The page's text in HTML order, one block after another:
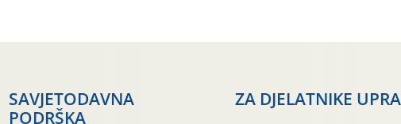
SAVJETODAVNA
PODRŠKA
ZA DJELATNIKE